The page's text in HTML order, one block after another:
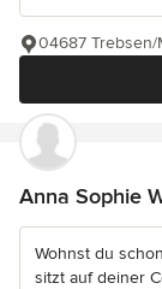
04687 Trebsen/
Anna Sophie
Wohnst du
sitzt auf deiner